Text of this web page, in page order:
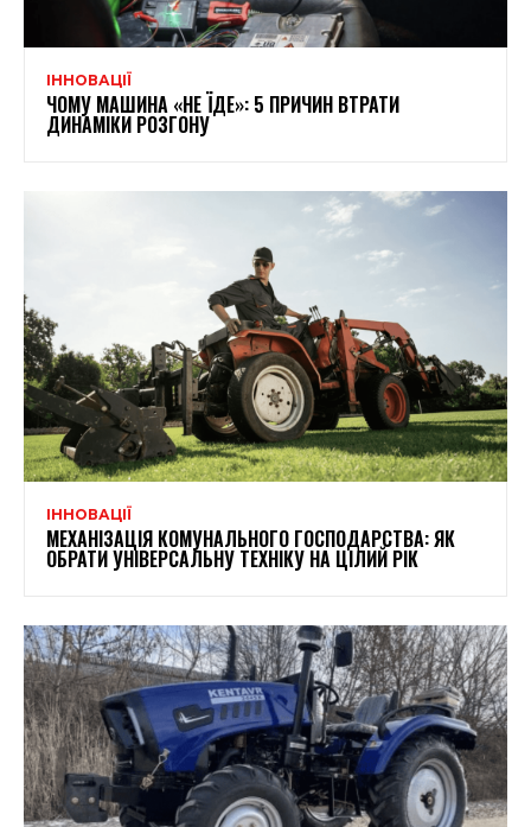
ІННОВАЦІЇ
ЧОМУ МАШИНА «НЕ ЇДЕ»: 5 ПРИЧИН ВТРАТИ
ДИНАМІКИ РОЗГОНУ
ІННОВАЦІЇ
МЕХАНІЗАЦІЯ КОМУНАЛЬНОГО ГОСПОДАРСТВА: ЯК
ОБРАТИ УНІВЕРСАЛЬНУ ТЕХНІКУ НА ЦІЛИЙ РІК